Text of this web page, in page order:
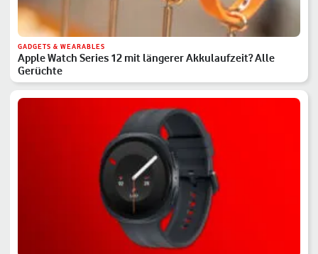
GADGETS & WEARABLES
Apple Watch Series 12 mit längerer Akkulaufzeit? Alle
Gerüchte